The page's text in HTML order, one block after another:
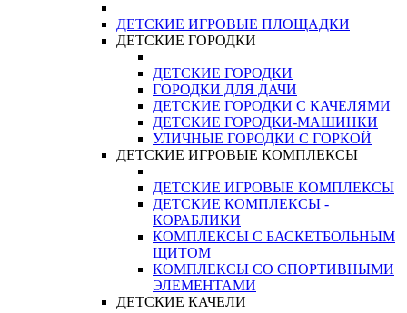
ДЕТСКИЕ ИГРОВЫЕ ПЛОЩАДКИ
ДЕТСКИЕ ГОРОДКИ
ДЕТСКИЕ ГОРОДКИ
ГОРОДКИ ДЛЯ ДАЧИ
ДЕТСКИЕ ГОРОДКИ С КАЧЕЛЯМИ
ДЕТСКИЕ ГОРОДКИ-МАШИНКИ
УЛИЧНЫЕ ГОРОДКИ С ГОРКОЙ
ДЕТСКИЕ ИГРОВЫЕ КОМПЛЕКСЫ
ДЕТСКИЕ ИГРОВЫЕ КОМПЛЕКСЫ
ДЕТСКИЕ КОМПЛЕКСЫ -
КОРАБЛИКИ
КОМПЛЕКСЫ С БАСКЕТБОЛЬНЫМ
ЩИТОМ
КОМПЛЕКСЫ СО СПОРТИВНЫМИ
ЭЛЕМЕНТАМИ
ДЕТСКИЕ КАЧЕЛИ